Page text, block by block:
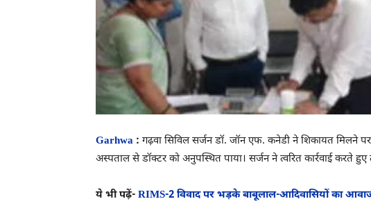
Garhwa : गढ़वा सिविल सर्जन डॉ. जॉन एफ. कनेडी ने शिकायत मिलने
अस्पताल से डॉक्टर को अनुपस्थित पाया। सर्जन ने त्वरित कार्रवाई करते
ये भी पढ़ें- RIMS-2 विवाद पर भड़के बाबूलाल-आदिवासियों का